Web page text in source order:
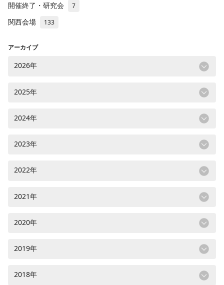
開催終了・研究会 7
関西会場 133
アーカイブ
2026年
2025年
2024年
2023年
2022年
2021年
2020年
2019年
2018年